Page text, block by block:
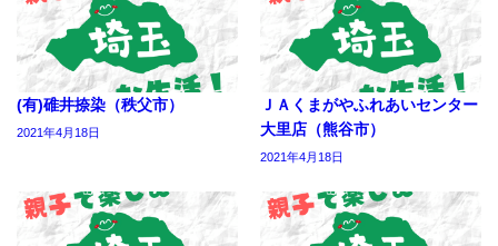
(有)碓井捺染（秩父市）
2021年4月18日
ＪＡくまがやふれあいセンター
大里店（熊谷市）
2021年4月18日